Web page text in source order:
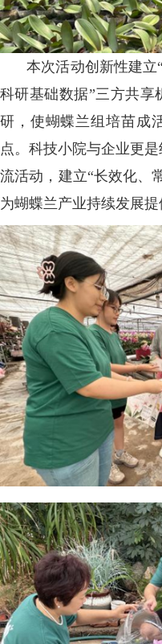
本次活动创新性建立“
科研基础数据”三方共享
研，使蝴蝶兰组培苗成
点。科技小院与企业更
流活动，建立“长效化、
为蝴蝶兰产业持续发展提